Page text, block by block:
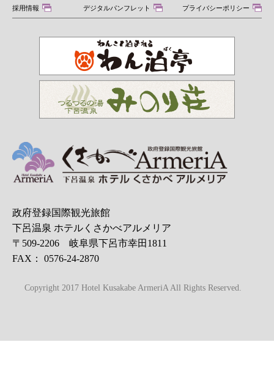
採用情報 デジタルパンフレット プライバシーポリシー
政府登録国際観光旅館
下呂温泉 ホテルくさかべアルメリア
〒509-2206 岐阜県下呂市幸田1811
FAX： 0576-24-2870
Copyright 2017 Hotel Kusakabe ArmeriA All Rights Reserved.